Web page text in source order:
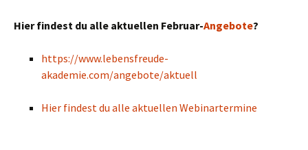
Hier findest du alle aktuellen Februar-Angebote?
https://www.lebensfreude-
akademie.com/angebote/aktuell
Hier findest du alle aktuellen Webinartermine